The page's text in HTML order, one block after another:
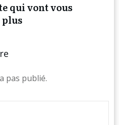
qui vont vous
pas publié.